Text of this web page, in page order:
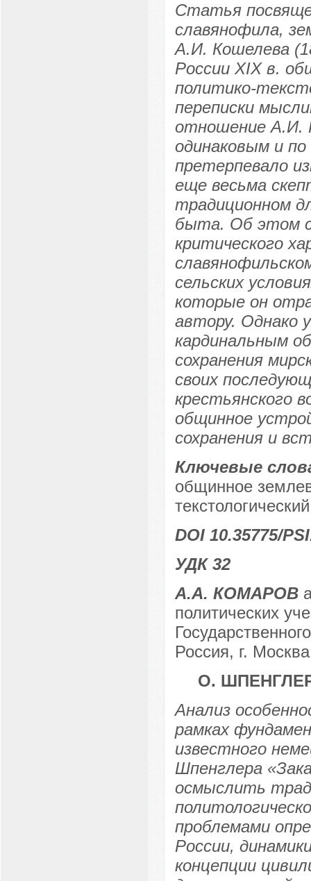
Статья
славянофила,
А.И. Кошелева
России XIX в.
политико-
переписки
отношение А.И.
одинаковым и по
претерпевало
еще весьма
традиционном
быта. Об этом
критического
сельских
которые он
автору. Однако
кардинальным
сохранения
своих
крестьянского
общинное
сохранения и
Ключевые
общинное
DOI 10.35775/
УДК 32
А.А. КОМАРОВ
политических
Россия, г. Москва
О.
Анализ
рамках
известного
Шпенглера
осмыслить
проблемами
России,
концепции